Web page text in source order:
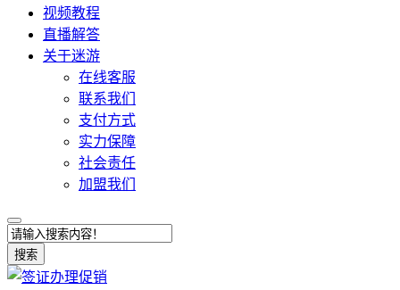
视频教程
直播解答
关于迷游
在线客服
联系我们
支付方式
实力保障
社会责任
加盟我们
搜索